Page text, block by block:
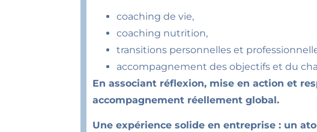
coaching de vie,
coaching nutrition,
transitions personnelles et
accompagnement des objectifs et du
En associant réflexion, mise en action et
accompagnement réellement global.
Une expérience solide en entreprise : un